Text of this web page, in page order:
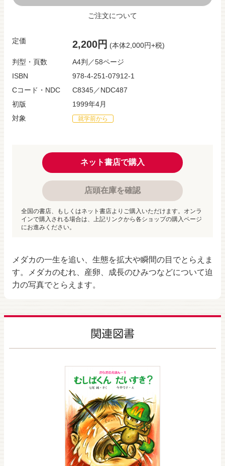
メダカの一生を追い、生態を拡大や瞬間の目でとらえま
す。メダカのむれ、産卵、成長のひみつなどについて迫
力の写真でとらえます。
ご注文について
定価 2,200円 (本体2,000円+税)
判型・頁数
A4判／58ページ
ISBN
978-4-251-07912-1
Cコード・NDC
C8345／NDC487
初版
1999年4月
対象
就学前から
ネット書店で購入
店頭在庫を確認
全国の書店、もしくはネット書店よりご購入いただけます。オンラ
インで購入される場合は、上記リンクから各ショップの購入ページ
にお進みください。
関連図書